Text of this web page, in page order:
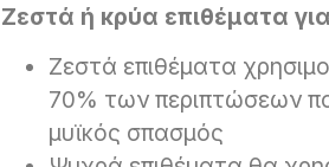
Ζεστά ή κρύα επιθέματα
Ζεστά επιθέματα
70% των περιπτώσεων
μυϊκός σπασμός